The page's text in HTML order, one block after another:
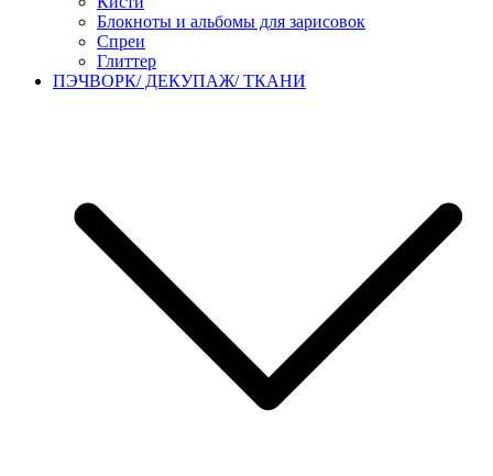
Блокноты и альбомы для зарисовок
Спреи
Глиттер
ПЭЧВОРК/ ДЕКУПАЖ/ ТКАНИ